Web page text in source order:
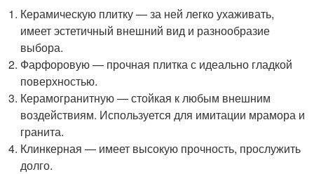
Керамическую плитку — за ней легко ухаживать,
имеет эстетичный внешний вид и разнообразие
выбора.
Фарфоровую — прочная плитка с идеально гладкой
поверхностью.
Керамогранитную — стойкая к любым внешним
воздействиям. Используется для имитации мрамора и
гранита.
Клинкерная — имеет высокую прочность, прослужить
долго.